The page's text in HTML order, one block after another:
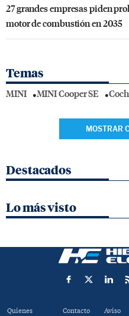
27 grandes empresas piden
motor de combustión en 2035
Temas
MINI MINI Cooper SE
MOSTRAR
Destacados
Lo más visto
Quienes Contacto Aviso